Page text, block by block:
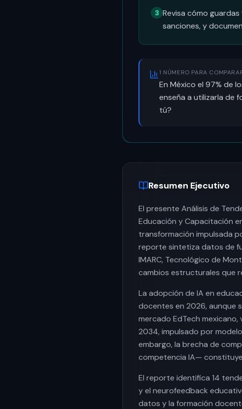
3 Revisa cómo
sanciones, y
1 NÚMERO PARA
En México el 97% de
enseña a utilizarla de
tú?
Resumen Ejecutivo
El presente Análisis de
Educación y Capacitación
transformación impulsada
reporte sintetiza datos de
IMARC, Tecnológico de
cambios estructurales que
La adopción de IA en
docentes en 2026, aunque
mercado EdTech mexicano,
2034, impulsado por
embargo, la brecha de
competencia IA—
El reporte identifica 14
y el neurofeedback
datos y la formación